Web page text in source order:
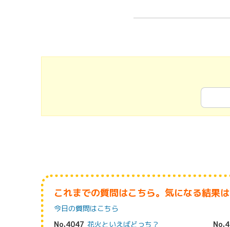
これまでの質問はこちら。気になる結果
今日の質問はこちら
No.4047 花火といえばどっち？